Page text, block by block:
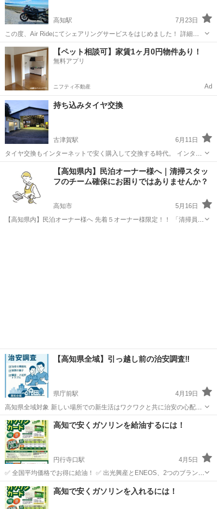
高知駅
7月23日
この度、Air Rideにてシェアリングサービスをはじめました！ 詳細は
Air Rideにて記載しております。ぜひ、ご利用くださいませ。
●CBR250RR ●24時間：￥10000 ※車両受け渡し スケジュー...
高知 高知市 高知駅 その他 無料
【ペット相談可】家賃1ヶ月0円物件あり！
無料アプリ
ニフティ不動産 Ad
持ち込みタイヤ交換
古津賀駅
6月11日
タイヤ交換もインターネットで安く購入して交換する時代。 インター
ネットでタイヤ購入して、 持ち込みタイヤ交換すると、いつもの半額
で交換出来るかも！ 持ち込みタイヤ交換お任せ下さい。 ■持ち込みタ
イヤ交換 ...
四万十市 古津賀駅 その他 タイヤ交換
【高知県内】民泊オーナー様へ｜清掃スタッ
フのチーム確保にお困りではありませんか？
高知市
5月16日
【高知県内】民泊オーナー様へ 先着５オーナー様限定！！ 「清掃員が
【高知県全域】引っ越し前の治安調査‼️
県庁前駅
4月19日
高知県全域対象 新しい場所での新生活はワクワクと共に治安の心配は
付きものですよね.... お子様の学業に伴い引っ越しや夢のマイホームを
建てるなど引っ越した後にトラブルが発生してもなかなか引っ越しに
高知 高知市 県庁前駅 その他 料金
高知で安くガソリンを給油するには！
円行寺口駅
4月5日
✅ 全国平均価格でお得に給油！ ✅ 出光興産とENEOS、2つのブランド
から選べます（両方申込もOK） ✅ 今なら入会金無料＆カード発行費
も0円！ ✅ 給油のたびに現金を用意する必要なし！ → 翌月一括・口
座引き落...
高知 高知市 円行寺口駅 その他 無料
高知で安くガソリンを入れるには！